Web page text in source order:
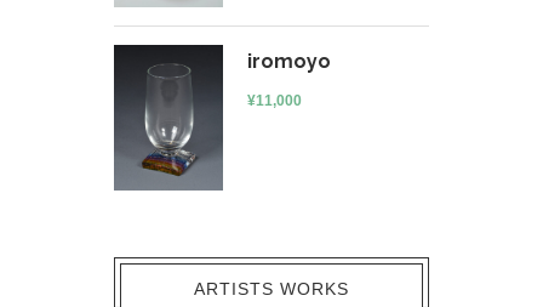
iromoyo
¥11,000
ARTISTS WORKS